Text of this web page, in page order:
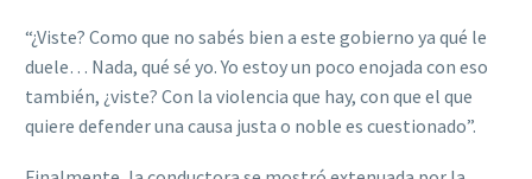
“¿Viste? Como que no sabés bien a este gobierno ya qué le
duele… Nada, qué sé yo. Yo estoy un poco enojada con eso
también, ¿viste? Con la violencia que hay, con que el que
quiere defender una causa justa o noble es cuestionado”.